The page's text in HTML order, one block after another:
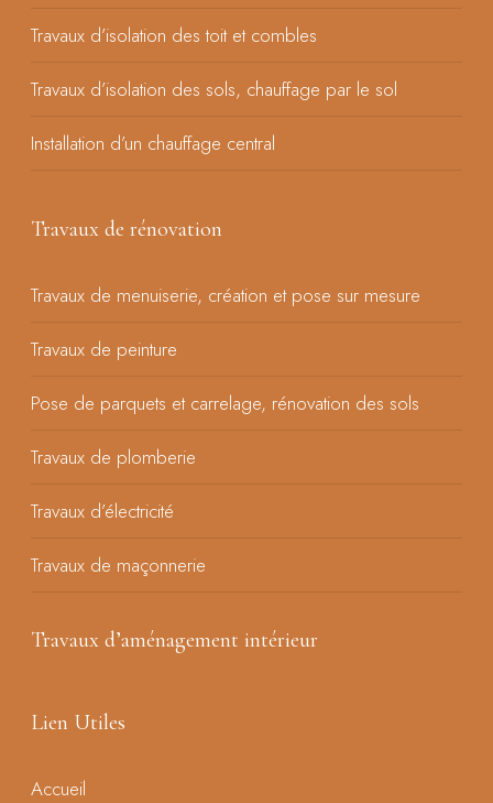
Travaux d’isolation des toit et combles
Travaux d’isolation des sols, chauffage par le sol
Installation d’un chauffage central
Travaux de rénovation
Travaux de menuiserie, création et pose sur mesure
Travaux de peinture
Pose de parquets et carrelage, rénovation des sols
Travaux de plomberie
Travaux d’électricité
Travaux de maçonnerie
Travaux d’aménagement intérieur
Lien Utiles
Accueil